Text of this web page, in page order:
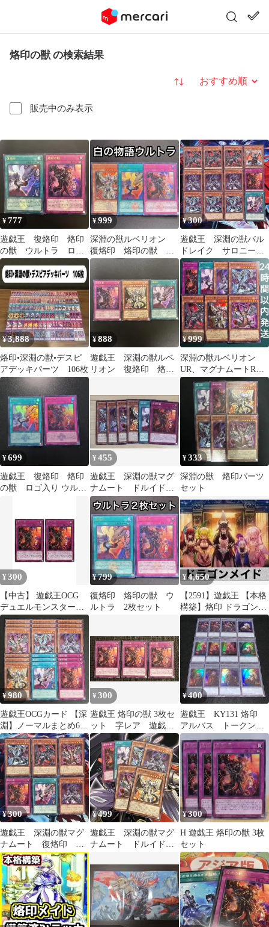
烙印の獣 の検索結果
販売中のみ表示
並び替え
¥777
遊戯王 復烙印 烙印
の獣 ウルトラ ロゴ
入り セット売り
¥999
深淵の獣ルベリオン
復烙印 烙印の獣 ロ
ゴ入りウルトラ 3枚セ
¥300
遊戯王 深淵の獣バル
ドレイク サロニー
ル ドルイドヴルム
各3枚 他
¥3,888
烙印•深淵の獣•デスピ
アデッキパーツ 106枚
¥888
遊戯王 深淵の獣ルベ
リオン 復烙印 烙印
¥999
深淵の獣ルベリオン
UR、マグナムートR、
バルドレイク、ドルイ
ド、サロニールなど
¥699
遊戯王 復烙印 烙印
の獣 ロゴ入り ウルト
¥455
遊戯王 深淵の獣マグ
ナムート ドルイドヴ
ルム ルベリオン 烙
印の獣 復烙印
¥333
深淵の獣 烙印パーツ
セット
¥300
【中古】 遊戯王OCG
デュエルモンスターズ
烙印の獣 DABL DABL-
JP073 レア 2枚セット
¥799
復烙印 烙印の獣 ウ
ルトラ 2枚セット
¥4,650
【2591】遊戯王 【本格
構築】烙印 ドラゴンメ
イド 構築済みデッキ 深
淵の獣
¥980
遊戯王OCGカード 【深
淵】ノーマルまとめ6種
各3枚ずつ(計18枚)
¥300
遊戯王 烙印の獣 3枚セ
ット 字レア 遊戯王
カード
¥400
遊戯王 KY131 烙印
アルバス トークン 5
種 スーパー コン
プ 鉄獣戦線 凶導者
アルベル 黒衣のアル
バス 追放者エクレシ
ア 各3枚 計12枚
¥300
遊戯王 深淵の獣マグ
ナムート 復烙印 烙
印の獣 字レア各1枚他
b
¥499
遊戯王 深淵の獣マグ
ナムート ドルイドヴ
印の獣 復烙印
¥300
H 遊戯王 烙印の獣 3枚
セット